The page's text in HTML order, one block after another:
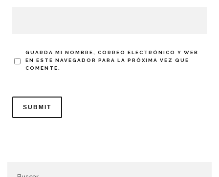
GUARDA MI NOMBRE, CORREO ELECTRÓNICO Y WEB
EN ESTE NAVEGADOR PARA LA PRÓXIMA VEZ QUE
COMENTE.